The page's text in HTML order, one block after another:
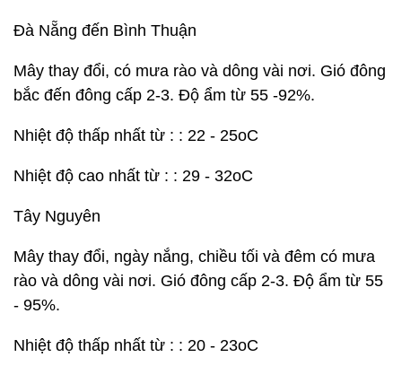
Đà Nẵng đến Bình Thuận
Mây thay đổi, có mưa rào và dông vài nơi. Gió đông
bắc đến đông cấp 2-3. Độ ẩm từ 55 -92%.
Nhiệt độ thấp nhất từ : : 22 - 25oC
Nhiệt độ cao nhất từ : : 29 - 32oC
Tây Nguyên
Mây thay đổi, ngày nắng, chiều tối và đêm có mưa
rào và dông vài nơi. Gió đông cấp 2-3. Độ ẩm từ 55
- 95%.
Nhiệt độ thấp nhất từ : : 20 - 23oC